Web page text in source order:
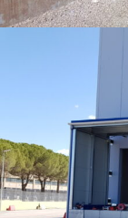
Pedane di carico